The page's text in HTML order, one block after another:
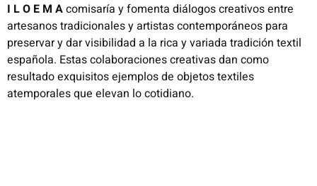
I L O E M Acomisaría y fomenta diálogos creativos entre
artesanos tradicionales y artistas contemporáneos para
preservar y dar visibilidad a la rica y variada tradición textil
española. Estas colaboraciones creativas dan como
resultado exquisitos ejemplos de objetos textiles
atemporales que elevan lo cotidiano.